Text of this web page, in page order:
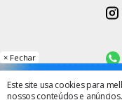
× Fechar
Este site usa cookies para
nossos conteúdos e